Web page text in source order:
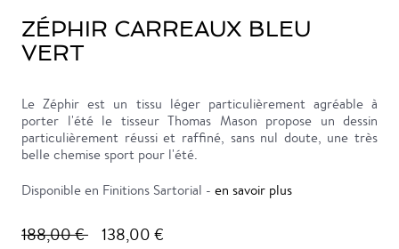
ZÉPHIR CARREAUX BLEU
VERT
Le Zéphir est un tissu léger particulièrement agréable à
porter l'été le tisseur Thomas Mason propose un dessin
particulièrement réussi et raffiné, sans nul doute, une très
belle chemise sport pour l'été.
Disponible en Finitions Sartorial - en savoir plus
188,00 € 138,00 €